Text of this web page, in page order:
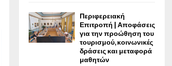
Περιφερειακή
Επιτροπή | Αποφάσεις
για την προώθηση του
τουρισμού, κοινωνικές
δράσεις και μεταφορά
μαθητών